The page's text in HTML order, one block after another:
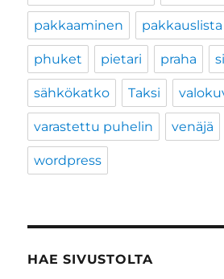
pakkaaminen pakkauslista
phuket pietari praha
sähkökatko Taksi
varastettu puhelin venäjä
wordpress
HAE SIVUSTOLTA